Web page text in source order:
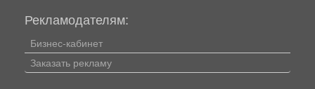
Рекламодателям:
Бизнес-кабинет
Заказать рекламу